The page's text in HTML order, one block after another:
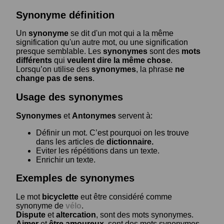
Synonyme définition
Un synonyme se dit d'un mot qui a la même
signification qu'un autre mot, ou une signification
presque semblable. Les synonymes sont des mots
différents qui veulent dire la même chose.
Lorsqu’on utilise des synonymes, la phrase ne
change pas de sens.
Usage des synonymes
Synonymes et Antonymes servent à:
Définir un mot. C’est pourquoi on les trouve
dans les articles de dictionnaire.
Eviter les répétitions dans un texte.
Enrichir un texte.
Exemples de synonymes
Le mot bicyclette eut être considéré comme
synonyme de vélo.
Dispute etaltercation, sont des mots synonymes.